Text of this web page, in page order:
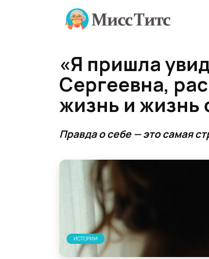
«Я пришла
Сергеевна,
жизнь и жизнь
Правда о себе — это самая
ИСТОРИИ